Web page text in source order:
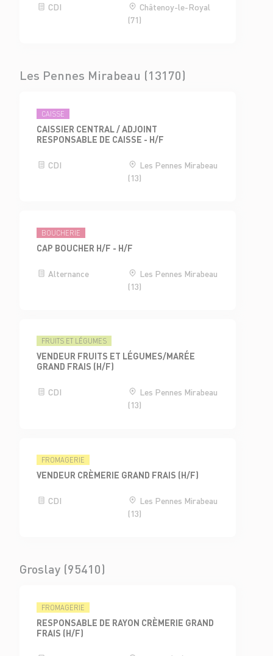
CDI
Châtenoy-le-Royal
(71)
Les Pennes Mirabeau (13170)
CAISSE
CAISSIER CENTRAL / ADJOINT
RESPONSABLE DE CAISSE - H/F
CDI
Les Pennes Mirabeau
(13)
BOUCHERIE
CAP BOUCHER H/F - H/F
Alternance
Les Pennes Mirabeau
(13)
FRUITS ET LÉGUMES
VENDEUR FRUITS ET LÉGUMES/MARÉE
GRAND FRAIS (H/F)
CDI
Les Pennes Mirabeau
(13)
FROMAGERIE
VENDEUR CRÈMERIE GRAND FRAIS (H/F)
CDI
Les Pennes Mirabeau
(13)
Groslay (95410)
FROMAGERIE
RESPONSABLE DE RAYON CRÈMERIE GRAND
FRAIS (H/F)